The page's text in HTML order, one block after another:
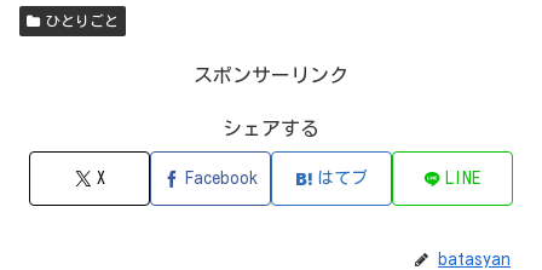
ひとりごと
スポンサーリンク
シェアする
X Facebook はてブ LINE
batasyan